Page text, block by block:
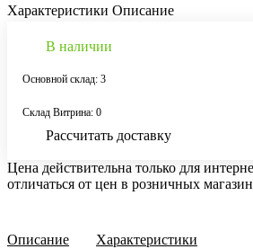
Характеристики Описание
В наличии
Основной склад: 3
Склад Витрина: 0
Рассчитать доставку
Цена действительна только для
отличаться от цен в розничных
Описание Характеристики